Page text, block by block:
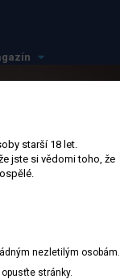
starší 18 let.
jste si vědomi toho, že
nezletilým osobám.
stránky.